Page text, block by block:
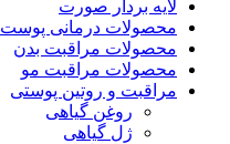
لایه بردار صورت
محصولات درمانی پوست
محصولات مراقبت بدن
محصولات مراقبت مو
مراقبت و روتین پوستی
روغن گیاهی
ژل گیاهی